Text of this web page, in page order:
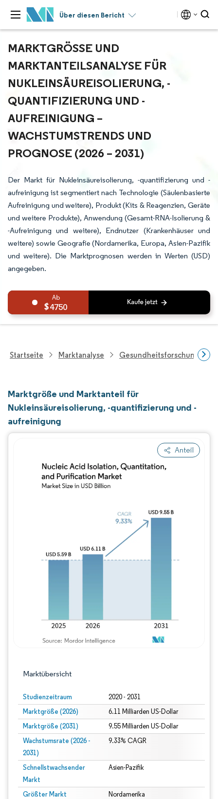
Über diesen Bericht
MARKTGRÖSSE UND M
ARKTANTEILSANALYSE FÜR N
UKLEINSÄUREISOLIERUNG, -Q
UANTIFIZIERUNG UND -A
UFREINIGUNG – W
ACHSTUMSTRENDS UND P
ROGNOSE (2026 – 2031)
Der Markt für Nukleinsäureisolierung, -quantifizierung und -
aufreinigung ist segmentiert nach Technologie (Säulenbasierte
Aufreinigung und weitere), Produkt (Kits & Reagenzien, Geräte
und weitere Produkte), Anwendung (Gesamt-RNA-Isolierung &
-Aufreinigung und weitere), Endnutzer (Krankenhäuser und
weitere) sowie Geografie (Nordamerika, Europa, Asien-Pazifik
und weitere). Die Marktprognosen werden in Werten (USD)
angegeben.
4750
Startseite Marktanalyse Gesundheitsforschung
Marktgröße und Marktanteil für
Nukleinsäureisolierung, -quantifizierung und -
aufreinigung
Anteil
Marktübersicht
Studienzeitraum 2020 - 2031
Marktgröße (2026) 6.11 Milliarden US-Dollar
Marktgröße (2031) 9.55 Milliarden US-Dollar
Wachstumsrate (2026 -
2031)
9.33% CAGR
Schnellstwachsender
Markt
Asien-Pazifik
Größter Markt Nordamerika
Bild © Mordor Intelligence.